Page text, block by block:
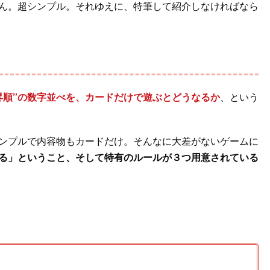
超シンプル。それゆえに、特筆して紹介しなければなら
”の数字並べを、カードだけで遊ぶとどうなるか、という
ルで内容物もカードだけ。そんなに大差がないゲームに
」ということ、そして特有のルールが３つ用意されている